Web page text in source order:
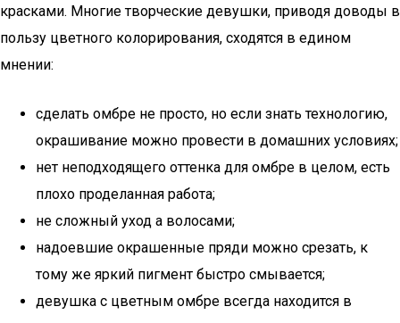
красками. Многие творческие девушки, приводя доводы в
пользу цветного колорирования, сходятся в едином
мнении:
сделать омбре не просто, но если знать технологию,
окрашивание можно провести в домашних условиях;
нет неподходящего оттенка для омбре в целом, есть
плохо проделанная работа;
не сложный уход а волосами;
надоевшие окрашенные пряди можно срезать, к
тому же яркий пигмент быстро смывается;
девушка с цветным омбре всегда находится в